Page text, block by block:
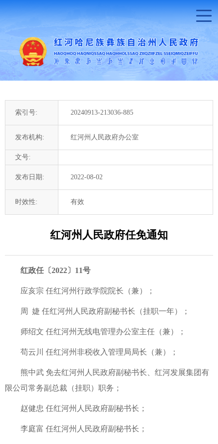
索引号: 20240913-213036-885
发布机构: 红河州人民政府办公室
文号:
发布日期: 2022-08-02
时效性: 有效
红河州人民政府任免通知
红政任〔2022〕11号
应亥宗 任红河州行政学院院长（兼）；
周 婕 任红河州人民政府副秘书长（挂职一年）；
师绍文 任红河州无线电管理办公室主任（兼）；
苟云川 任红河州非税收入管理局局长（兼）；
熊中武 免去红河州人民政府副秘书长、红河发展集团有
限公司常务副总裁（挂职）职务；
赵健忠 任红河州人民政府副秘书长；
李庭富 任红河州人民政府副秘书长；